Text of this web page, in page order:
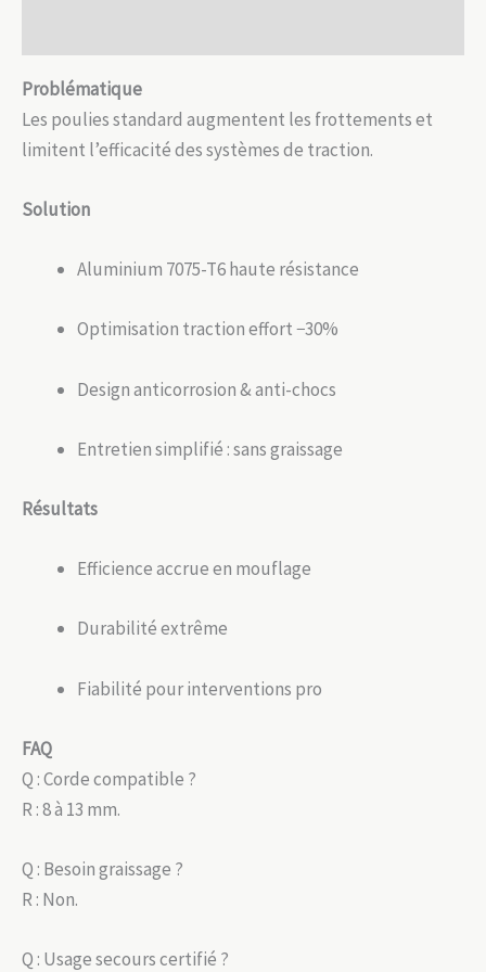
nettoyante
Problématique
Les poulies standard augmentent les frottements et
limitent l’efficacité des systèmes de traction.
Solution
Aluminium 7075-T6 haute résistance
Optimisation traction effort −30%
Design anticorrosion & anti-chocs
Entretien simplifié : sans graissage
Résultats
Efficience accrue en mouflage
Durabilité extrême
Fiabilité pour interventions pro
FAQ
Q : Corde compatible ?
R : 8 à 13 mm.
Q : Besoin graissage ?
R : Non.
Q : Usage secours certifié ?